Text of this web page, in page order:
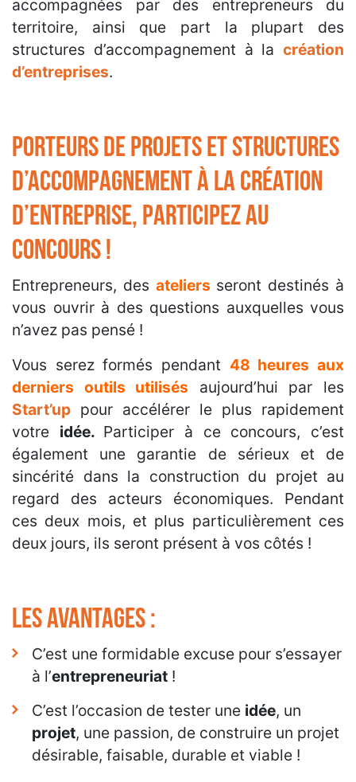
accompagnées par des entrepreneurs du
territoire, ainsi que part la plupart des
structures d’accompagnement à la création
d’entreprises.
Porteurs de projets et structures
d’accompagnement à la création
d’entreprise, participez au
concours !
Entrepreneurs, des ateliers seront destinés à
vous ouvrir à des questions auxquelles vous
n’avez pas pensé !
Vous serez formés pendant 48 heures aux
derniers outils utilisés
aujourd’hui par les
Start’up pour accélérer le plus rapidement
votre idée. Participer à ce concours, c’est
également une garantie de sérieux et de
sincérité dans la construction du projet au
regard des acteurs économiques. Pendant
ces deux mois, et plus particulièrement ces
deux jours, ils seront présent à vos côtés !
LES AVANTAGES :
C’est une formidable excuse pour s’essayer
à l’entrepreneuriat !
C’est l’occasion de tester une idée, un
projet, une passion, de construire un projet
désirable, faisable, durable et viable !